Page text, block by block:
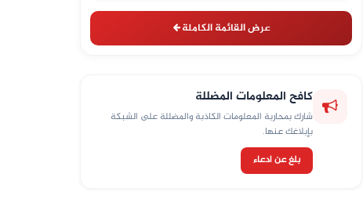
عرض القائمة الكاملة
كافح المعلومات المضللة
شارك بمحاربة المعلومات الكاذبة والمضللة على الشبكة
بإبلاغك عنها.
بلغ عن ادعاء